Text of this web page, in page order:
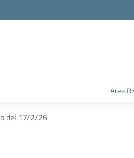
Area
del 17/2/26